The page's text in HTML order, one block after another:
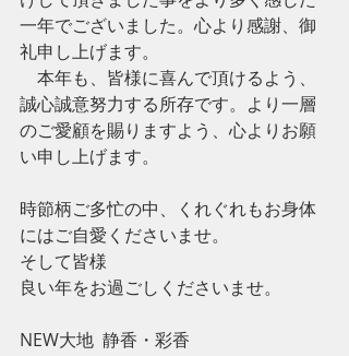
一年でございました。心より感謝、御
礼申し上げます。
本年も、皆様に喜んで頂けるよう、
誠心誠意努力する所存です。より一層
のご愛顧を賜りますよう、心よりお願
い申し上げます。
時節柄ご多忙の中、くれぐれもお身体
にはご自愛くださいませ。
そして皆様
良い年をお過ごしくださいませ。
NEW大地  静香・彩香